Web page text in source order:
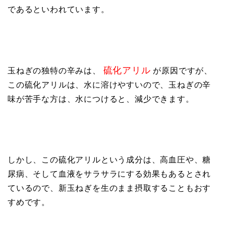
であるといわれています。
玉ねぎの独特の辛みは、 硫化アリル が原因ですが、
この硫化アリルは、水に溶けやすいので、玉ねぎの辛
味が苦手な方は、水につけると、減少できます。
しかし、この硫化アリルという成分は、高血圧や、糖
尿病、そして血液をサラサラにする効果もあるとされ
ているので、新玉ねぎを生のまま摂取することもおす
すめです。